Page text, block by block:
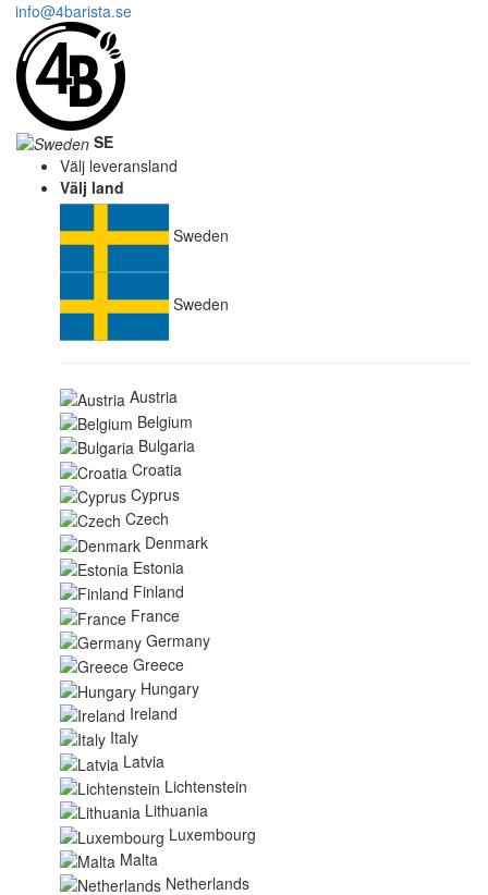
info@4barista.se
SE
Välj leveransland
Välj land
Sweden
Sweden
Austria
Belgium
Bulgaria
Croatia
Cyprus
Czech
Denmark
Estonia
Finland
France
Germany
Greece
Hungary
Ireland
Italy
Latvia
Lichtenstein
Lithuania
Luxembourg
Malta
Netherlands